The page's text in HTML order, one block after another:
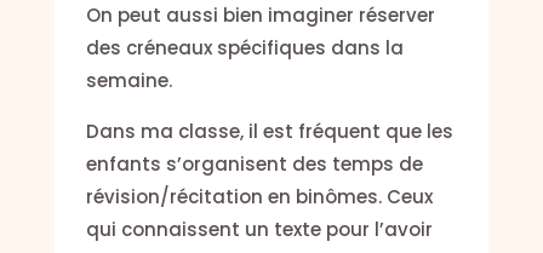
On peut aussi bien imaginer réserver
des créneaux spécifiques dans la
semaine.
Dans ma classe, il est fréquent que les
enfants s’organisent des temps de
révision/récitation en binômes. Ceux
qui connaissent un texte pour l’avoir